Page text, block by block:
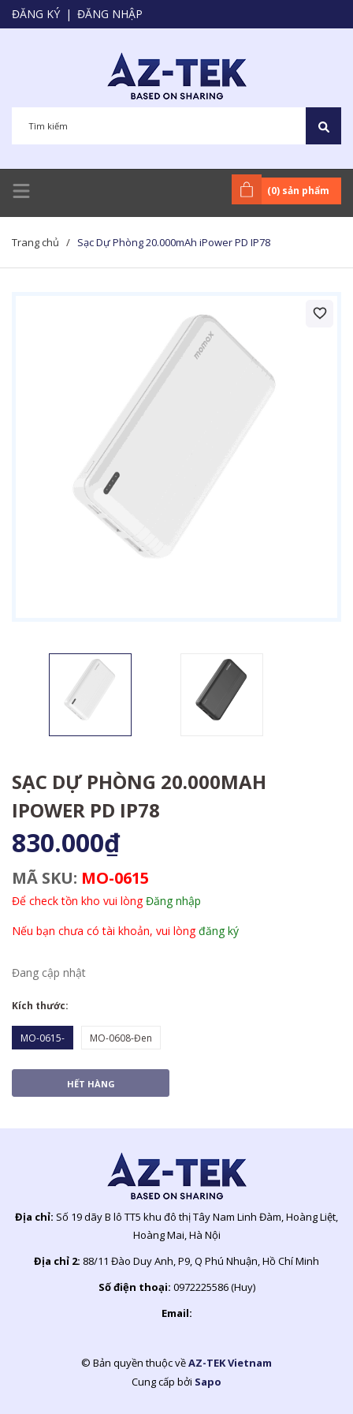
ĐĂNG KÝ | ĐĂNG NHẬP
(0) sản phẩm
Trang chủ / Sạc Dự Phòng 20.000mAh iPower PD IP78
SẠC DỰ PHÒNG 20.000MAH
IPOWER PD IP78
830.000₫
MÃ SKU: MO-0615
Để check tồn kho vui lòngĐăng nhập
Nếu bạn chưa có tài khoản, vui lòngđăng ký
Đang cập nhật
Kích thước:
MO-0615- MO-0608-Đen
HẾT HÀNG
Địa chỉ: Số 19 dãy B lô TT5 khu đô thị Tây Nam Linh Đàm, Hoàng Liệt,
Hoàng Mai, Hà Nội
Địa chỉ 2: 88/11 Đào Duy Anh, P9, Q Phú Nhuận, Hồ Chí Minh
Số điện thoại: 0972225586 (Huy)
Email:
© Bản quyền thuộc vềAZ-TEK Vietnam
Cung cấp bởi Sapo